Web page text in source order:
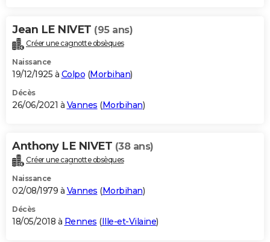
Jean LE NIVET (95 ans)
Créer une cagnotte obsèques
Naissance
19/12/1925 à Colpo (Morbihan)
Décès
26/06/2021 à Vannes (Morbihan)
Anthony LE NIVET (38 ans)
Créer une cagnotte obsèques
Naissance
02/08/1979 à Vannes (Morbihan)
Décès
18/05/2018 à Rennes (Ille-et-Vilaine)